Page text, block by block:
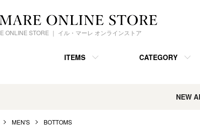
ONLINE STORE ｜ イル・マーレ オンラインストア
ITEMS CATEGORY
NEW
MEN'S BOTTOMS